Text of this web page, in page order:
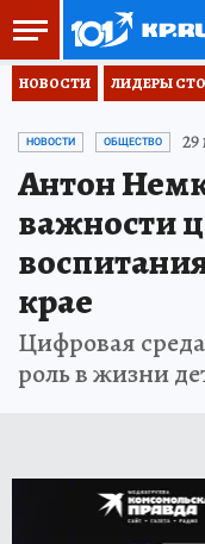
НОВОСТИ ЛИДЕРЫ
НОВОСТИ ОБЩЕСТВО 29
Антон
важности
крае
Цифровая
роль в жизни